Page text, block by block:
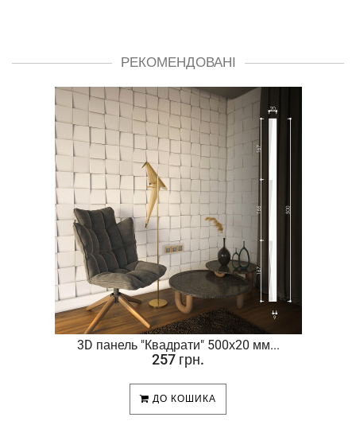
РЕКОМЕНДОВАНІ
3D панель "Квадрати" 500х20 мм...
257 грн.
ДО КОШИКА